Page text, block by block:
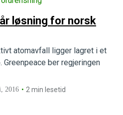
løsning for norsk
atomavfall ligger lagret i et
ber regjeringen
2016 2 min lesetid